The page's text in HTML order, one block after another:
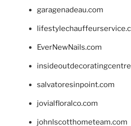
garagenadeau.com
EverNewNails.com
salvatoresinpoint.com
jovialfloralco.com
johnlscotthometeam.com